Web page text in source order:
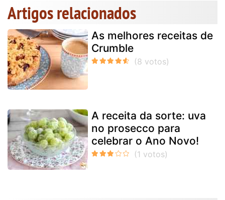
Artigos relacionados
As melhores receitas de
Crumble
A receita da sorte: uva
no prosecco para
celebrar o Ano Novo!